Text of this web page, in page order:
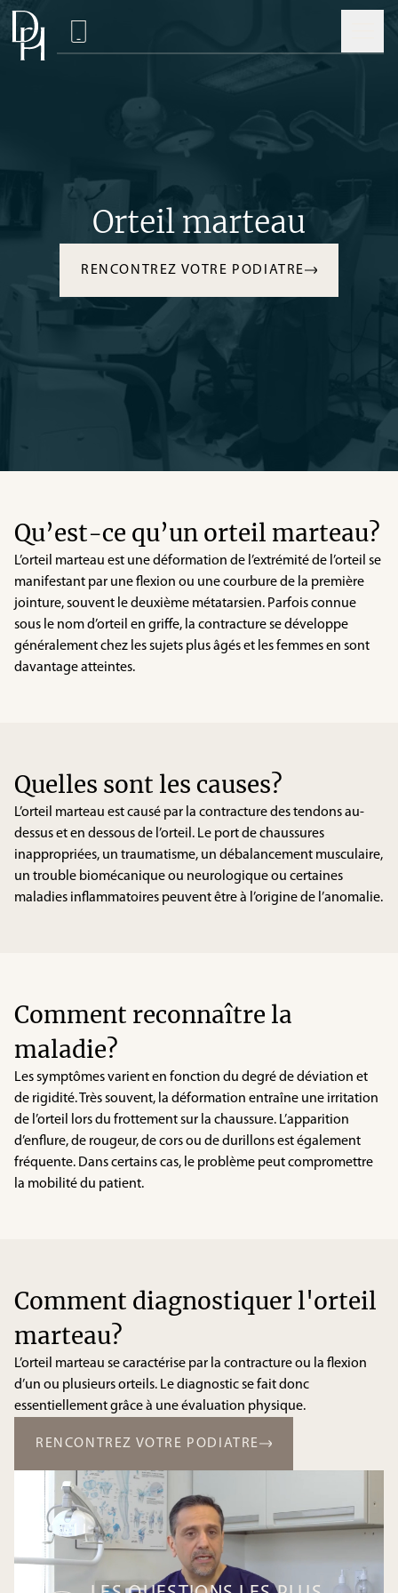
Orteil marteau
RENCONTREZ VOTRE PODIATRE
Qu’est-ce qu’un orteil marteau?
L’orteil marteau est une déformation de l’extrémité de l’orteil se
manifestant par une flexion ou une courbure de la première
jointure, souvent le deuxième métatarsien. Parfois connue
sous le nom d’orteil en griffe, la contracture se développe
généralement chez les sujets plus âgés et les femmes en sont
davantage atteintes.
Quelles sont les causes?
L’orteil marteau est causé par la contracture des tendons au-
dessus et en dessous de l’orteil. Le port de chaussures
inappropriées, un traumatisme, un débalancement musculaire,
un trouble biomécanique ou neurologique ou certaines
maladies inflammatoires peuvent être à l’origine de l’anomalie.
Comment reconnaître la
maladie?
Les symptômes varient en fonction du degré de déviation et
de rigidité. Très souvent, la déformation entraîne une irritation
de l’orteil lors du frottement sur la chaussure. L’apparition
d’enflure, de rougeur, de cors ou de durillons est également
fréquente. Dans certains cas, le problème peut compromettre
la mobilité du patient.
Comment diagnostiquer l'orteil
marteau?
L’orteil marteau se caractérise par la contracture ou la flexion
d’un ou plusieurs orteils. Le diagnostic se fait donc
essentiellement grâce à une évaluation physique.
RENCONTREZ VOTRE PODIATRE